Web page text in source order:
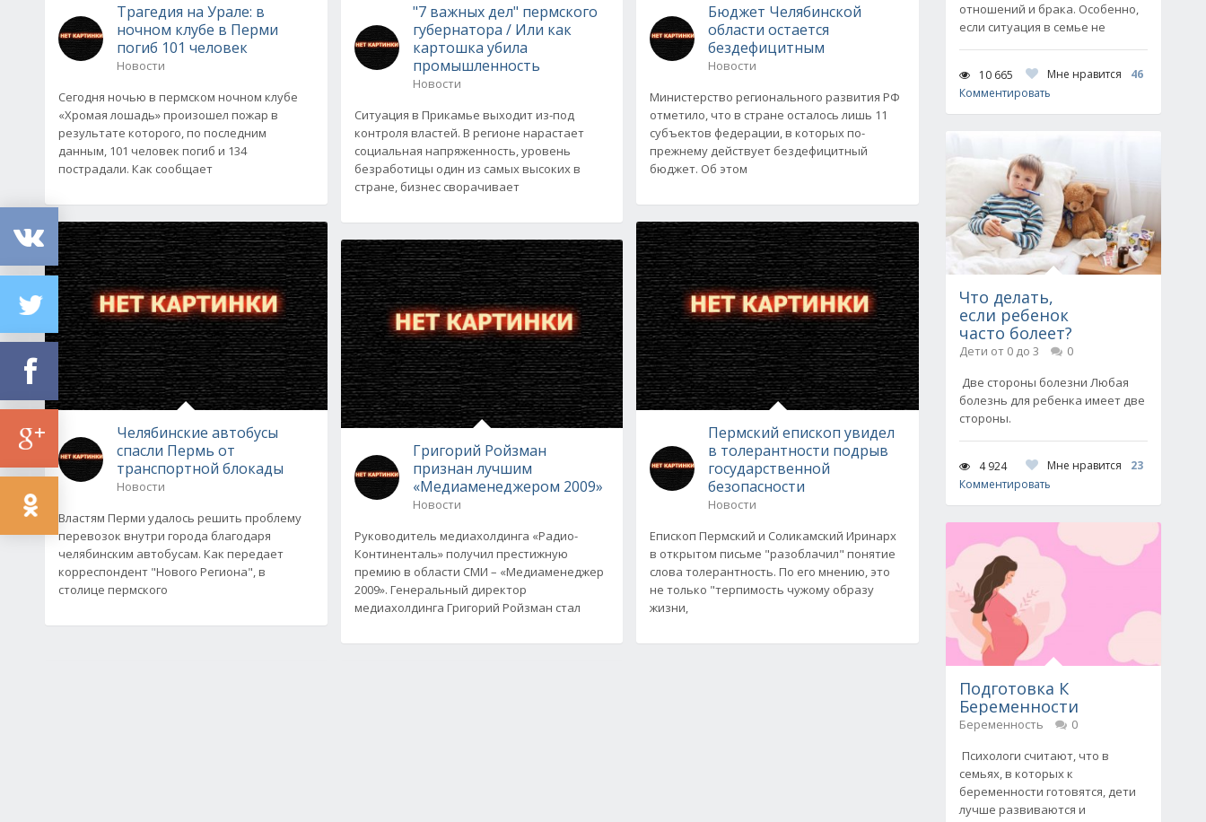
Трагедия на Урале: в
ночном клубе в Перми
погиб 101 человек
Новости
Сегодня ночью в пермском ночном клубе
«Хромая лошадь» произошел пожар в
результате которого, по последним
данным, 101 человек погиб и 134
пострадали. Как сообщает
Челябинские автобусы
спасли Пермь от
транспортной блокады
Новости
Властям Перми удалось решить проблему
перевозок внутри города благодаря
челябинским автобусам. Как передает
корреспондент "Нового Региона", в
столице пермского
"7 важных дел" пермского
губернатора / Или как
картошка убила
промышленность
Новости
Ситуация в Прикамье выходит из-под
контроля властей. В регионе нарастает
социальная напряженность, уровень
безработицы один из самых высоких в
стране, бизнес сворачивает
Григорий Ройзман
признан лучшим
«Медиаменеджером 2009»
Новости
Руководитель медиахолдинга «Радио-
Континенталь» получил престижную
премию в области СМИ – «Медиаменеджер
2009». Генеральный директор
медиахолдинга Григорий Ройзман стал
Бюджет Челябинской
области остается
бездефицитным
Новости
Министерство регионального развития РФ
отметило, что в стране осталось лишь 11
субъектов федерации, в которых по-
прежнему действует бездефицитный
бюджет. Об этом
Пермский епископ увидел
в толерантности подрыв
государственной
безопасности
Новости
Епископ Пермский и Соликамский Иринарх
в открытом письме "разоблачил" понятие
слова толерантность. По его мнению, это
не только "терпимость чужому образу
жизни,
отношений и брака. Особенно,
если ситуация в семье не
10 665 Мне нравится
46
Комментировать
Что делать,
если ребенок
часто болеет?
Дети от 0 до 3
0
Две стороны болезни Любая
болезнь для ребенка имеет две
стороны.
4 924 Мне нравится
23
Комментировать
Подготовка К
Беременности
Беременность
0
Психологи считают, что в
семьях, в которых к
беременности готовятся, дети
лучше развиваются и